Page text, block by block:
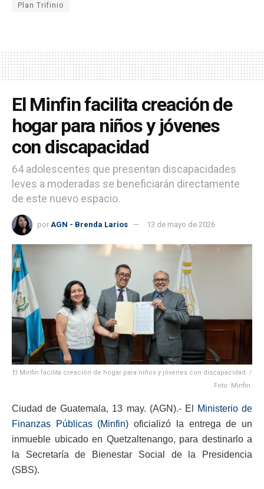
Plan Trifinio
El Minfin facilita creación de
hogar para niños y jóvenes
con discapacidad
64 adolescentes que presentan discapacidades
leves a moderadas se beneficiarán directamente
de este nuevo espacio.
por AGN - Brenda Larios 13 de mayo de 2026
El Minfin facilita creación de hogar para niños y jóvenes con discapacidad. /
Foto: Minfin.
Ciudad de Guatemala, 13 may. (AGN).- El
Ministerio de
Finanzas Públicas (Minfin) oficializó la entrega de un
inmueble ubicado en Quetzaltenango, para destinarlo a
la Secretaría de Bienestar Social de la Presidencia
(SBS).